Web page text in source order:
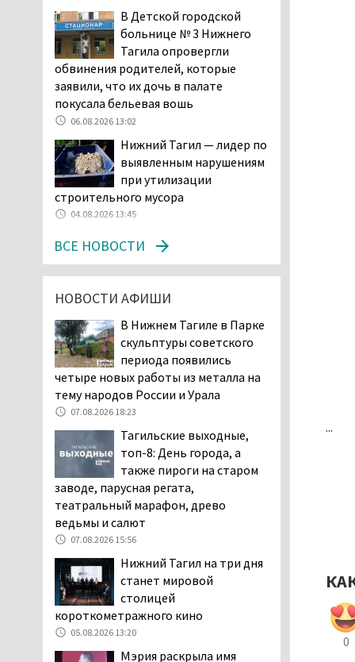
...
0
Двое детей пострадали
при сходе трамвая с
рельсов в Нижнем Тагиле
Правительство РФ
разрешило производство
и продажу бензина класса
«Евро-2», в котором содержание
серы в 10 раз выше, чем в топливе
«Евро-5». Это опасно для здоровья и
повышает износ автомобиля
В Детской городской
больнице № 3 Нижнего
обвинения родителей, которые
заявили, что их дочь в палате
покусала бельевая вошь
06.08.2026 13:02
В Нижнем Тагиле на три
дня запретят
электросамокаты
06.08.2026 11:41
«Я уверен, это бельевая
вошь». Родители 10-
летней девочки
пожаловались на кровососущих
паразитов, которые искусали их
ребёнка в детской больнице
Нижнего Тагила
05.08.2026 17:59
Директора уральского
предприятия по
производству дронов
«Упырь» подорвали в автомобиле
В Детской городской
больнице № 3 Нижнего
Тагила опровергли
обвинения родителей, которые
заявили, что их дочь в палате
покусала бельевая вошь
06.08.2026 13:02
Нижний Тагил — лидер по
выявленным нарушениям
при утилизации
строительного мусора
04.08.2026 13:45
ВСЕ НОВОСТИ
НОВОСТИ АФИШИ
В Нижнем Тагиле в Парке
скульптуры советского
периода появились
четыре новых работы из металла на
тему народов России и Урала
07.08.2026 18:23
Тагильские выходные,
топ-8: День города, а
также пироги на старом
заводе, парусная регата,
театральный марафон, древо
ведьмы и салют
07.08.2026 15:56
Нижний Тагил на три дня
станет мировой
столицей
короткометражного кино
05.08.2026 13:20
Мэрия раскрыла имя